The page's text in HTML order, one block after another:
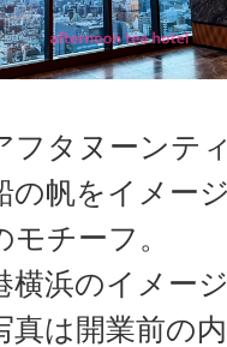
フタヌーンテ
の帆をイメー
モチーフ。
横浜のイメー
真は開業前の